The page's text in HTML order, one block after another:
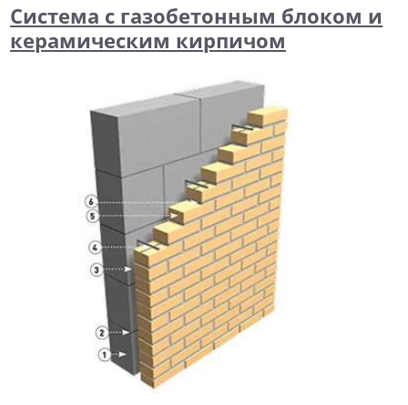
Система с газобетонным блоком и
керамическим кирпичом